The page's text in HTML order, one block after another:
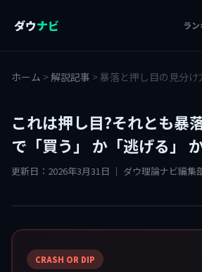
ダウナビ ラ
ホーム >解説記事 > 暴落と押し目の見分け
これは押し目?それとも暴
で「買う」 か「逃げる」
更新日：2026年3月31日 ｜ ダウ理論ナビ編集
CRASH OR DIP